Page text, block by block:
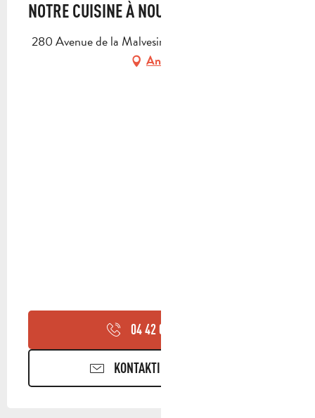
NOTRE CUISINE À NOUS
280 Avenue de la Malvesine, 13720 La Bouilladisse
Anfahrt
04 42 01 11
KONTAKTIEREN SIE UNS